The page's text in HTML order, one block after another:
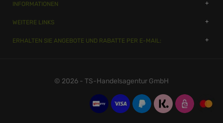
INFORMATIONEN
WEITERE LINKS
ERHALTEN SIE ANGEBOTE UND RABATTE PER E-MAIL:
© 2026 - TS-Handelsagentur GmbH